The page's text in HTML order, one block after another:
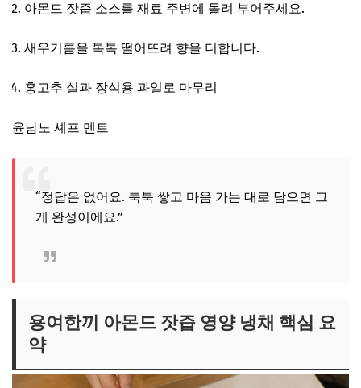
아몬드 잣즙 소스를 재료 주변에 돌려 부어주세요.
새우기름을 톡톡 떨어뜨려 향을 더합니다.
홍고추 실과 장식용 과일로 마무리
윤남노 셰프 멘트
“정답은 없어요. 툭툭 쌓고 마음 가는 대로 담으면 그
게 완성이에요.”
용여한끼 아몬드 잣즙 영양 냉채 핵심 요
약